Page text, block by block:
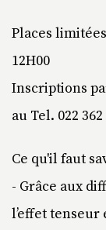
Places
12H00
Inscriptions
au Tel. 022 362
Ce qu'il faut
- Grâce aux
l’effet